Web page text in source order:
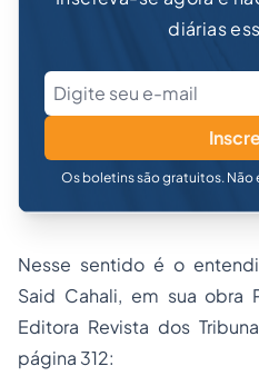
diárias
Os boletins são gratuitos. Não
Nesse sentido é o
Said Cahali, em sua obra
Editora Revista dos
página 312: